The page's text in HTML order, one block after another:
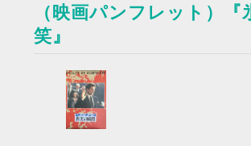
（映画パンフレット）『
笑』